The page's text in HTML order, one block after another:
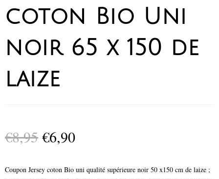
coton Bio Uni
noir 65 x 150 de
laize
€8,95 €6,90
Coupon Jersey coton Bio uni qualité supérieure noir 50 x150 cm de laize ;